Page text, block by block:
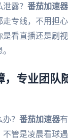
露？ 番茄加速器
走专线，不用担
是看直播还是刷
，专业团队
？ 番茄加速器
不管是凌晨看球